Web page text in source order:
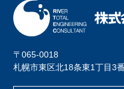
〒065-0018
札幌市東区北18条東1丁目3